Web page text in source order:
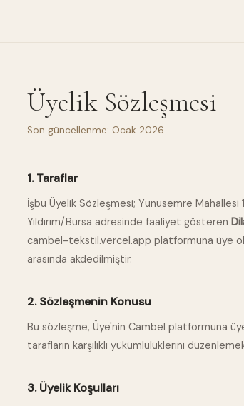
Üyelik Sözleşmesi
Son güncellenme: Ocak 2026
1. Taraflar
İşbu Üyelik Sözleşmesi; Yunusemre Mahallesi
Yıldırım/Bursa adresinde faaliyet gösteren
cambel-tekstil.vercel.app platformuna üye
arasında akdedilmiştir.
2. Sözleşmenin Konusu
Bu sözleşme, Üye'nin Cambel platformuna
tarafların karşılıklı yükümlülüklerini
3. Üyelik Koşulları